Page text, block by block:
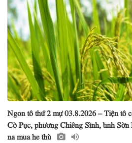
Ngon tô thứ 2 mự 03.8.2026 – Tiện tô
Cò Pục, phương Chiêng Sình, tỉnh
na mua he thù